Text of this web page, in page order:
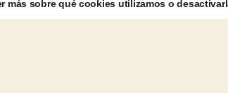
más sobre qué cookies utilizamos o